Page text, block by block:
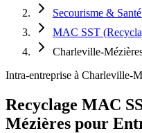
Secourisme &
MAC SST
Charleville-
Intra-entreprise à Charleville-
Recyclage MAC
Mézières pour